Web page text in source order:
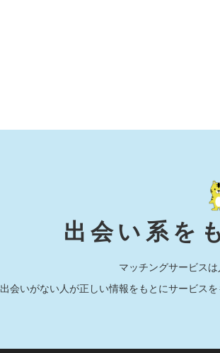
出会い系を
マッチングサービス
出会いがない人が正しい情報をもとにサービス